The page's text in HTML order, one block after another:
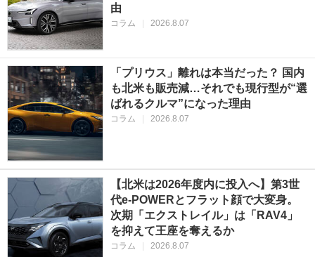
由
コラム 2026.8.07
「プリウス」離れは本当だった？ 国内
も北米も販売減…それでも現行型が“選
ばれるクルマ”になった理由
コラム 2026.8.07
【北米は2026年度内に投入へ】第3世
代e-POWERとフラット顔で大変身。
次期「エクストレイル」は「RAV4」
を抑えて王座を奪えるか
コラム 2026.8.07